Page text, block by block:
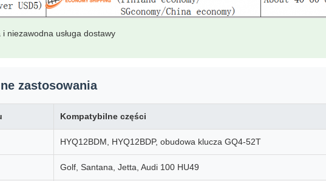
niezawodna usługa dostawy
zastosowania
Kompatybilne części
HYQ12BDM, HYQ12BDP, obudowa klucza GQ4-52T
Golf, Santana, Jetta, Audi 100 HU49